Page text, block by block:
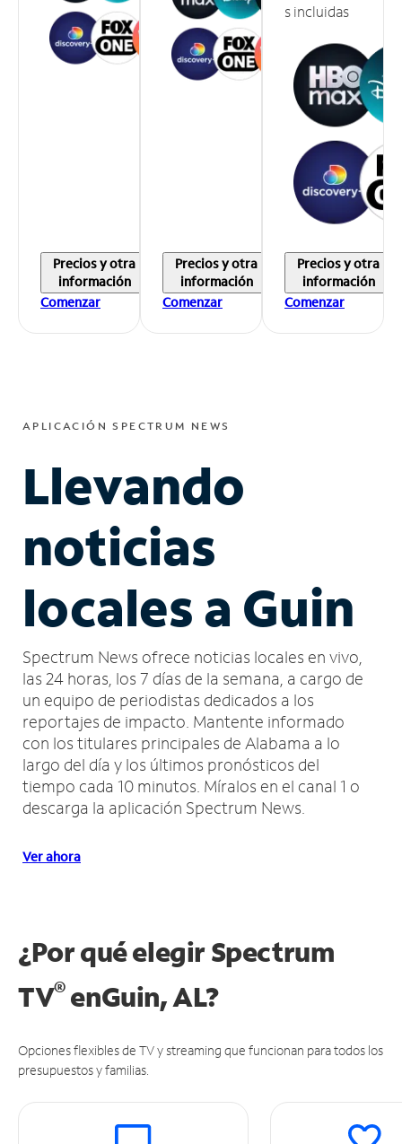
Precios y otra
información
Comenzar
Precios y otra
información
Comenzar
s incluidas
Precios y otra
información
Comenzar
APLICACIÓN SPECTRUM NEWS
Llevando
noticias
locales a Guin
Spectrum News ofrece noticias locales en vivo,
las 24 horas, los 7 días de la semana, a cargo de
un equipo de periodistas dedicados a los
reportajes de impacto. Mantente informado
con los titulares principales de Alabama a lo
largo del día y los últimos pronósticos del
tiempo cada 10 minutos. Míralos en el canal 1 o
descarga la aplicación Spectrum News.
Ver ahora
¿Por qué elegir Spectrum
TV®enGuin, AL?
Opciones flexibles de TV y streaming que funcionan para todos los
presupuestos y familias.